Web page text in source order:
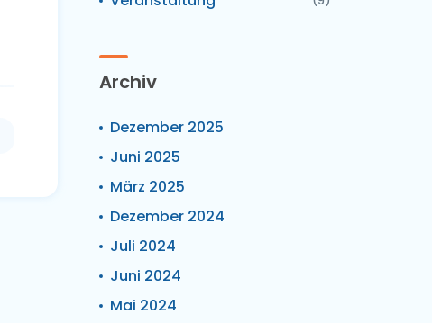
Archiv
Dezember 2025
Juni 2025
März 2025
Dezember 2024
Juli 2024
Juni 2024
Mai 2024